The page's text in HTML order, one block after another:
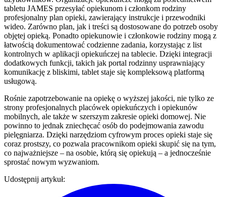
tabletu JAMES przesyłać opiekunom i członkom rodziny
profesjonalny plan opieki, zawierający instrukcje i przewodniki
wideo. Zarówno plan, jak i treści są dostosowane do potrzeb osoby
objętej opieką. Ponadto opiekunowie i członkowie rodziny mogą z
łatwością dokumentować codzienne zadania, korzystając z list
kontrolnych w aplikacji opiekuńczej na tablecie. Dzięki integracji
dodatkowych funkcji, takich jak portal rodzinny usprawniający
komunikację z bliskimi, tablet staje się kompleksową platformą
usługową.
Rośnie zapotrzebowanie na opiekę o wyższej jakości, nie tylko ze
strony profesjonalnych placówek opiekuńczych i opiekunów
mobilnych, ale także w szerszym zakresie opieki domowej. Nie
powinno to jednak zniechęcać osób do podejmowania zawodu
pielęgniarza. Dzięki narzędziom cyfrowym proces opieki staje się
coraz prostszy, co pozwala pracownikom opieki skupić się na tym,
co najważniejsze – na osobie, którą się opiekują – a jednocześnie
sprostać nowym wyzwaniom.
Udostępnij artykuł: